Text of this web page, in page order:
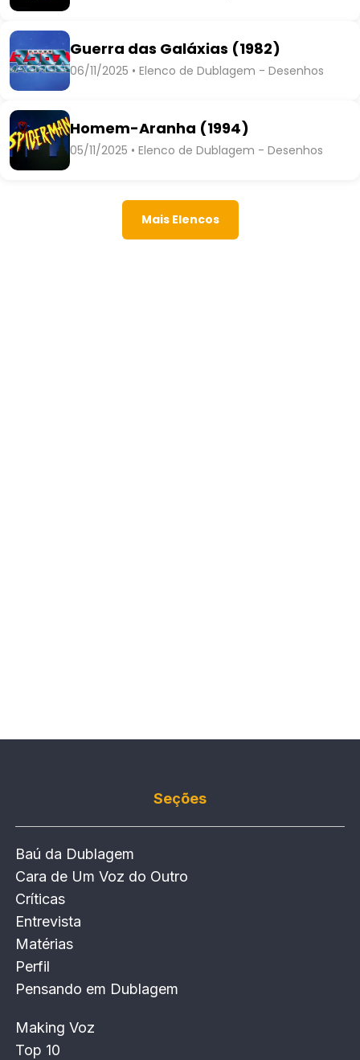
Guerra das Galáxias (1982)
06/11/2025 • Elenco de Dublagem - Desenhos
Homem-Aranha (1994)
05/11/2025 • Elenco de Dublagem - Desenhos
Mais Elencos
Seções
Baú da Dublagem
Cara de Um Voz do Outro
Críticas
Entrevista
Matérias
Perfil
Pensando em Dublagem
Making Voz
Top 10